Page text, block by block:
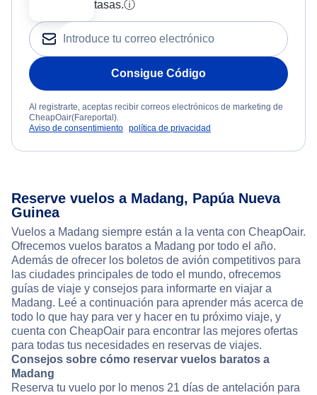
tasas.ⓘ
Consigue Código
Al registrarte, aceptas recibir correos electrónicos de marketing de
CheapOair(Fareportal).
Aviso de consentimiento política de privacidad
Reserve vuelos a Madang, Papúa Nueva
Guinea
Vuelos a Madang siempre están a la venta con CheapOair.
Ofrecemos vuelos baratos a Madang por todo el año.
Además de ofrecer los boletos de avión competitivos para
las ciudades principales de todo el mundo, ofrecemos
guías de viaje y consejos para informarte en viajar a
Madang. Leé a continuación para aprender más acerca de
todo lo que hay para ver y hacer en tu próximo viaje, y
cuenta con CheapOair para encontrar las mejores ofertas
para todas tus necesidades en reservas de viajes.
Consejos sobre cómo reservar vuelos baratos a
Madang
Reserva tu vuelo por lo menos 21 días de antelación para